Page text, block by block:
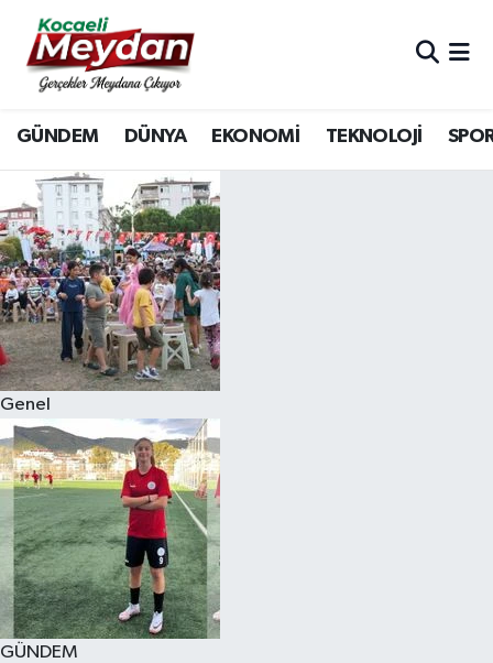
GÜNDEM DÜNYA EKONOMİ TEKNOLOJİ
Genel
GÜNDEM
Nöbetçi Eczaneler
Hava Durumu
Trafik Durumu
Süper Lig Puan Durumu ve Fikstür
Tüm Manşetler
Son Dakika Haberleri
Haber Arşivi